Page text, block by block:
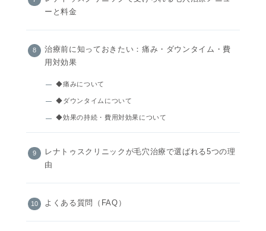
ーと料金
治療前に知っておきたい：痛み・ダウンタイム・費
用対効果
◆痛みについて
◆ダウンタイムについて
◆効果の持続・費用対効果について
レナトゥスクリニックが毛穴治療で選ばれる5つの理
由
よくある質問（FAQ）